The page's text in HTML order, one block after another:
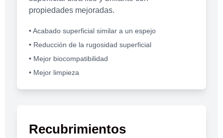
propiedades mejoradas.
• Acabado superficial similar a un espejo
• Reducción de la rugosidad superficial
• Mejor biocompatibilidad
• Mejor limpieza
Recubrimientos